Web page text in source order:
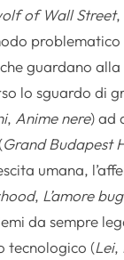
of Wall Street,
guardano
lo sguardo di
, Anime nere) ad
Grand Budapest
umana,
, L’amore
da sempre
tecnologico (Lei,